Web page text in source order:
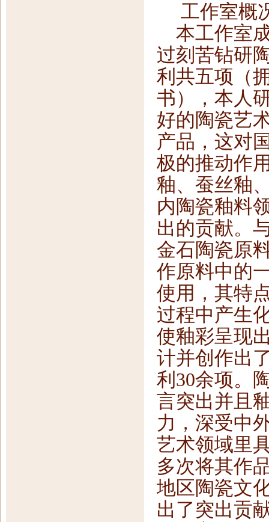
工作室概
本工作室
过刻苦钻研
利共五项（
书），本人
好的陶瓷艺
产品，这对
极的推动作
釉、蚕丝釉
内陶瓷釉料
出的贡献。
金石陶瓷原
作原料中的
使用，其特
过程中产生
使釉彩呈现
计并创作出
利30余项。
言突出并且
力，深受中
艺术领域里
多次将其作
地区陶瓷文
出了突出贡